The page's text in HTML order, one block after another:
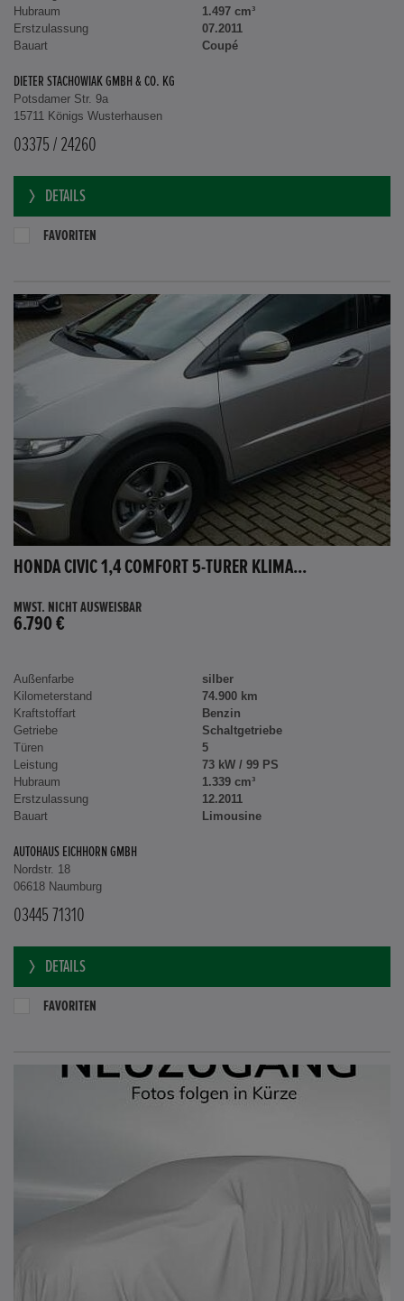
Hubraum
1.497 cm³
Erstzulassung
07.2011
Bauart
Coupé
DIETER STACHOWIAK GMBH & CO. KG
Potsdamer Str. 9a
15711 Königs Wusterhausen
03375 / 24260
DETAILS
FAVORITEN
HONDA CIVIC 1,4 COMFORT 5-TÜRER KLIMA...
MWST. NICHT AUSWEISBAR
6.790 €
Außenfarbe
silber
Kilometerstand
74.900 km
Kraftstoffart
Benzin
Getriebe
Schaltgetriebe
Türen
5
Leistung
73 kW / 99 PS
Hubraum
1.339 cm³
Erstzulassung
12.2011
Bauart
Limousine
AUTOHAUS EICHHORN GMBH
Nordstr. 18
06618 Naumburg
03445 71310
DETAILS
FAVORITEN